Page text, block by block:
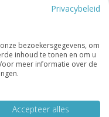
over iets anders?
klantenservice,
Privacybeleid
bezoekersgegevens, om
inhoud te tonen en om u
meer informatie over de
Accepteer alles